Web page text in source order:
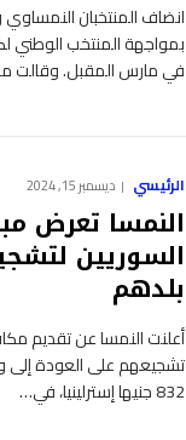
انضاف المنتخبان
بمواجهة المنتخب الوطني
في مارس المقبل. وقالت
الرئيسي ديسمبر 15, 2024
النمسا تعرض
السوريين
بلدهم
أعلنت النمسا عن تقديم
832 جنيها إسترلينيا، في…